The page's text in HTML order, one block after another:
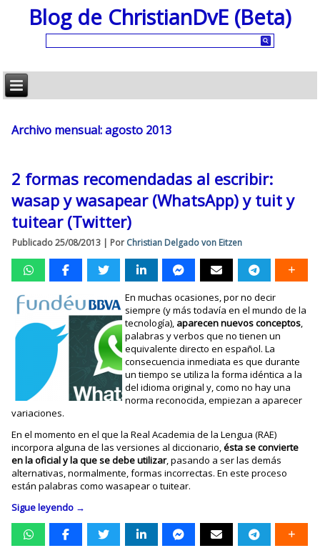
Blog de ChristianDvE (Beta)
Archivo mensual:agosto 2013
2 formas recomendadas al escribir:
wasap y wasapear (WhatsApp) y tuit y
tuitear (Twitter)
Publicado 25/08/2013 | Por Christian Delgado von Eitzen
En muchas ocasiones, por no decir
siempre (y más todavía en el mundo de la
tecnología), aparecen nuevos conceptos,
palabras y verbos que no tienen un
equivalente directo en español. La
consecuencia inmediata es que durante
un tiempo se utiliza la forma idéntica a la
del idioma original y, como no hay una
norma reconocida, empiezan a aparecer
variaciones.
En el momento en el que la Real Academia de la Lengua (RAE)
incorpora alguna de las versiones al diccionario,ésta se convierte
en la oficial y la que se debe utilizar, pasando a ser las demás
alternativas, normalmente, formas incorrectas. En este proceso
están palabras como wasapear o tuitear.
Sigue leyendo →